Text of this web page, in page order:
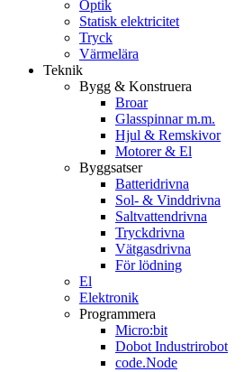
Optik
Statisk elektricitet
Tryck
Värmelära
Teknik
Bygg & Konstruera
Broar
Glasspinnar m.m.
Hjul & Remskivor
Motorer & El
Byggsatser
Batteridrivna
Sol- & Vinddrivna
Saltvattendrivna
Tryckdrivna
Vätgasdrivna
För lödning
El
Elektronik
Programmera
Micro:bit
Dobot Industrirobot
code.Node